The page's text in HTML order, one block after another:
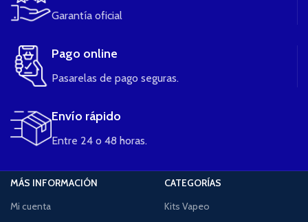
Garantía oficial
Pago online
Pasarelas de pago seguras.
Envío rápido
Entre 24 o 48 horas.
MÁS INFORMACIÓN
Mi cuenta
CATEGORÍAS
Kits Vapeo